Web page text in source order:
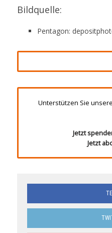
Bildquelle:
Pentagon:
Unterstützen Sie
Jetzt
Jetzt